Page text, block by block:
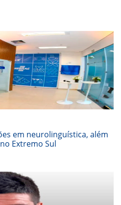
em neurolinguística, além
Extremo Sul